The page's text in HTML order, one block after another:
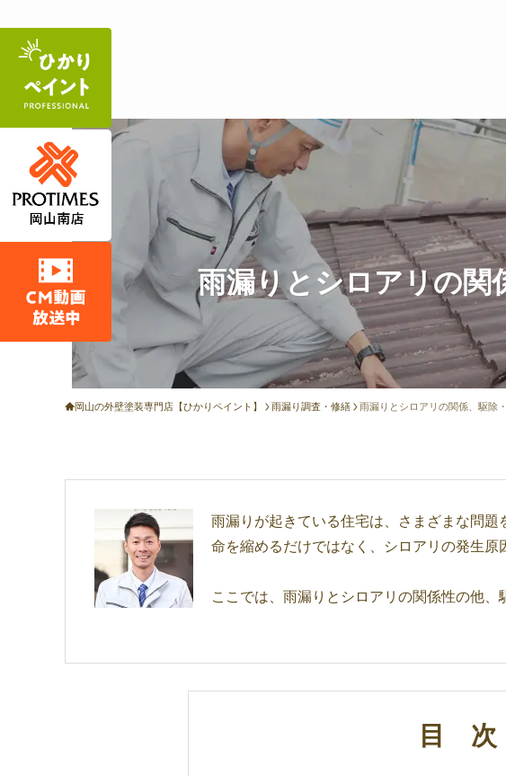
雨漏りとシロアリの関
岡山の外壁塗装専門店【ひかりペイント】 雨漏り調査・修繕 雨漏りとシロアリの関係、駆除
雨漏りが起きている住宅は、さまざまな問
命を縮めるだけではなく、シロアリの発生原
ここでは、雨漏りとシロアリの関係性の他、
目 次